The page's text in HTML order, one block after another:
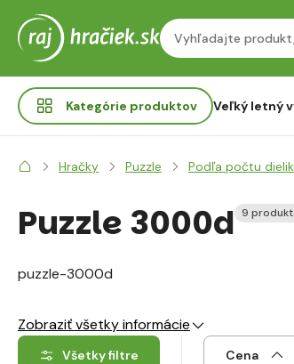
Kategórie produktov Veľký letný
Hračky Puzzle Podľa počtu
Puzzle 3000d 9
puzzle-3000d
Zobraziť všetky informácie
Všetky filtre Cena